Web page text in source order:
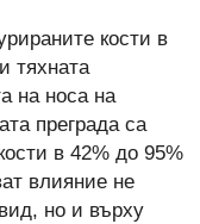
кости в
тяхната
на носа на
преграда са
в 42% до 95%
влияние не
но и върху